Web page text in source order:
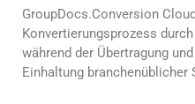
GroupDocs.Conversion
Konvertierungsprozess
während der Übertragung
Einhaltung